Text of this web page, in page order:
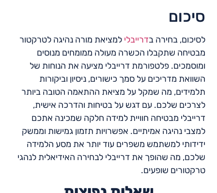
סיכום
לסיכום, בחירה בדרייבלי למציאת מורה נהיגה לטרקטור
מבטיחה שתקבלו הכשרה מעולה ממומחים מנוסים
ומוסמכים. פלטפורמת דרייבלי מציעה את הנוחות של
השוואת מדריכים על סמך כישורים, ניסיון וביקורות
תלמידים, מה שמקל על מציאת ההתאמה הטובה ביותר
לצרכים שלכם. עם דגש על בטיחות והדרכה אישית,
דרייבלי מבטיחה חוויית למידה חלקה שמכינה אתכם
למצבי נהיגה אמיתיים. אפשרויות תזמון גמישות וממשק
ידידותי למשתמש משפרים עוד יותר את מסע הלמידה
שלכם, מה שהופך את דרייבלי לבחירה האידיאלית לנהגי
טרקטורים שופעים.